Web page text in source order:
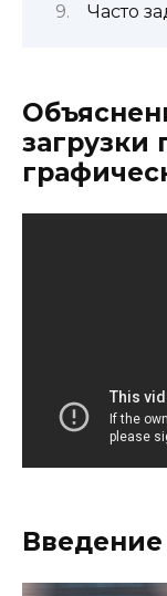
Часто
загрузки
Введение